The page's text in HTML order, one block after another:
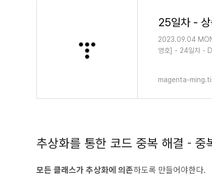
25일차 - 상
2023.09.04
영호] - 24일차 -
magenta-
추상화를 통한 코드 중복 해결 - 중
모든 클래스가 추상화에 의존하도록 만들어야한다.